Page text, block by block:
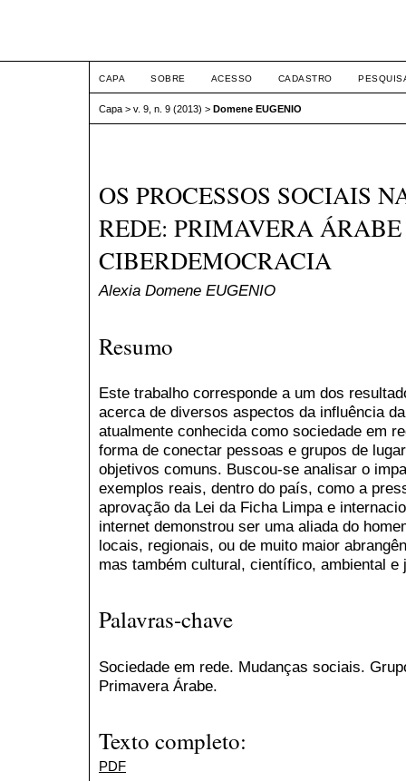
CAPA SOBRE ACESSO CADASTRO
Capa > v. 9, n. 9 (2013) > Domene EUGENIO
OS PROCESSOS SOCIAIS
REDE: PRIMAVERA
CIBERDEMOCRACIA
Alexia Domene EUGENIO
Resumo
Este trabalho corresponde a um dos
acerca de diversos aspectos da influência
atualmente conhecida como sociedade em
forma de conectar pessoas e grupos de
objetivos comuns. Buscou-se analisar o
exemplos reais, dentro do país, como a
aprovação da Lei da Ficha Limpa e
internet demonstrou ser uma aliada do
locais, regionais, ou de muito maior
mas também cultural, científico, ambiental e
Palavras-chave
Sociedade em rede. Mudanças sociais.
Primavera Árabe.
Texto completo:
PDF